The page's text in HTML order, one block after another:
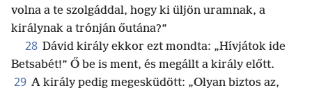
volna a te szolgáddal, hogy ki üljön uramnak, a
királynak a trónján őutána?”
28 Dávid király ekkor ezt mondta: „Hívjátok ide
Betsabét!” Ő be is ment, és megállt a király előtt.
29 A király pedig megesküdött: „Olyan biztos az,